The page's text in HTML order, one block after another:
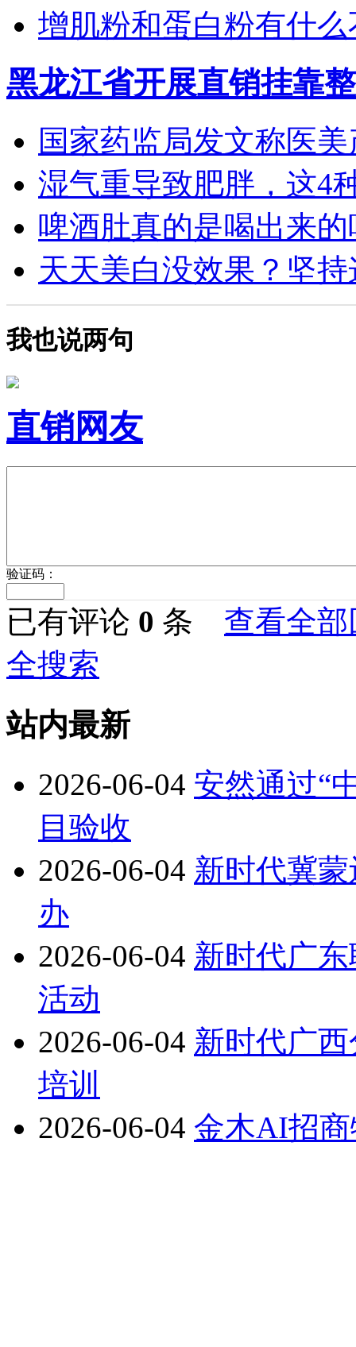
增肌粉和蛋白粉有什么
黑龙江省开展直销挂靠
国家药监局发文称医
湿气重导致肥胖，这4
啤酒肚真的是喝出来的
天天美白没效果？坚持
我也说两句
直销网友
验证码：
已有评论 0 条 查看全部
全搜索
站内最新
2026-06-04 安然通过“
目验收
2026-06-04 新时代冀
办
2026-06-04 新时代广
活动
2026-06-04 新时代广
培训
2026-06-04 金木AI招